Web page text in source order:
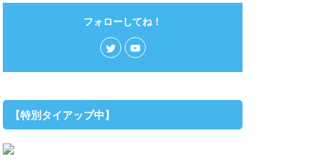
フォローしてね！
【特別タイアップ中】